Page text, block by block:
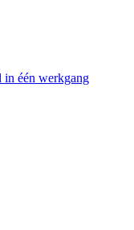
in één werkgang